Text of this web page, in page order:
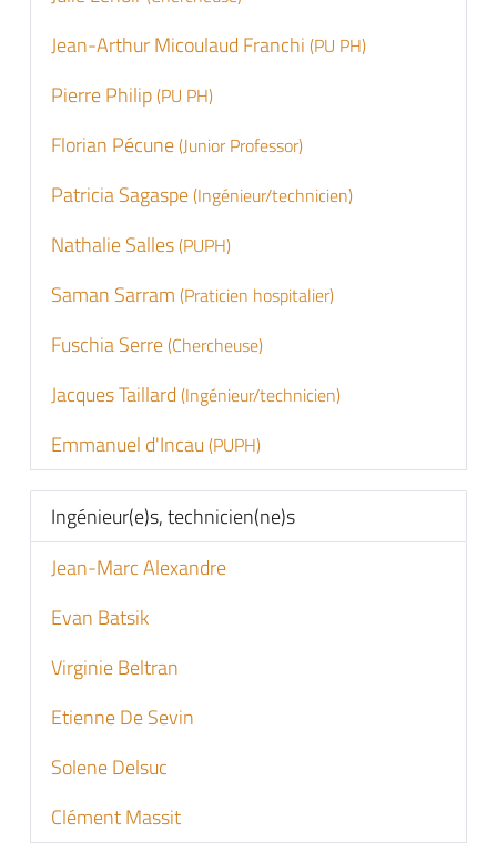
Jean-Arthur Micoulaud Franchi (PU PH)
Pierre Philip(PU PH)
Florian Pécune(Junior Professor)
Patricia Sagaspe(Ingénieur/technicien)
Nathalie Salles(PUPH)
Saman Sarram (Praticien hospitalier)
Fuschia Serre(Chercheuse)
Jacques Taillard (Ingénieur/technicien)
Emmanuel d'Incau (PUPH)
Ingénieur(e)s, technicien(ne)s
Jean-Marc Alexandre
Evan Batsik
Virginie Beltran
Etienne De Sevin
Solene Delsuc
Clément Massit